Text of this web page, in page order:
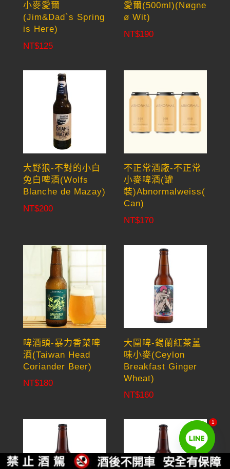
小麥愛爾
(Jim&Dad`s Spring
is Here)
NT$125
愛爾(500ml)(Nøgne
ø Wit)
NT$190
大野狼-不對的小白
兔白啤酒(Wolfs
Blanche de Mazay)
NT$200
不正常酒廠-不正常
小麥啤酒(罐
裝)Abnormalweiss(
Can)
NT$170
啤酒頭-暴力香菜啤
酒(Taiwan Head
Coriander Beer)
NT$180
大圍啤-錫蘭紅茶薑
味小麥(Ceylon
Breakfast Ginger
Wheat)
NT$160
1